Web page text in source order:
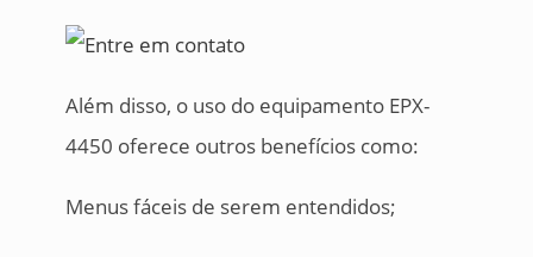
Além disso, o uso do equipamento EPX-
4450 oferece outros benefícios como:
Menus fáceis de serem entendidos;